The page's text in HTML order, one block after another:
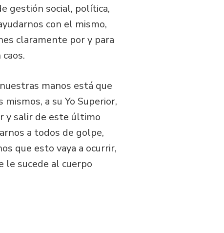
gestión social, política,
con el mismo,
claramente por y para
manos está que
a su Yo Superior,
y salir de este último
a todos de golpe,
que esto vaya a ocurrir,
le sucede al cuerpo